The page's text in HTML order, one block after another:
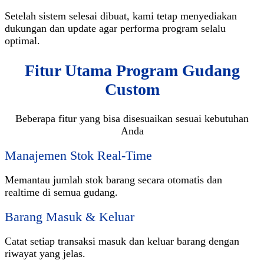
Setelah sistem selesai dibuat, kami tetap menyediakan
dukungan dan update agar performa program selalu
optimal.
Fitur Utama Program Gudang
Custom
Beberapa fitur yang bisa disesuaikan sesuai kebutuhan
Anda
Manajemen Stok Real-Time
Memantau jumlah stok barang secara otomatis dan
realtime di semua gudang.
Barang Masuk & Keluar
Catat setiap transaksi masuk dan keluar barang dengan
riwayat yang jelas.